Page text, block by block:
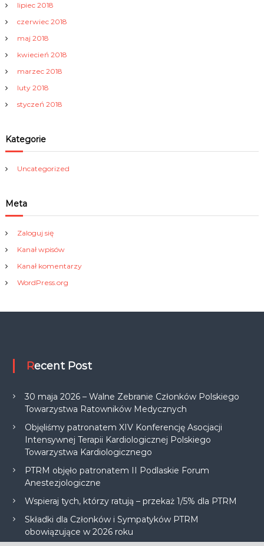
lipiec 2018
czerwiec 2018
maj 2018
kwiecień 2018
marzec 2018
luty 2018
styczeń 2018
Kategorie
Uncategorized
Meta
Zaloguj się
Kanał wpisów
Kanał komentarzy
WordPress.org
Recent Post
30 maja 2026 – Walne Zebranie Członków Polskiego
Towarzystwa Ratowników Medycznych
Objęliśmy patronatem XIV Konferencję Asocjacji
Intensywnej Terapii Kardiologicznej Polskiego
Towarzystwa Kardiologicznego
PTRM objęło patronatem II Podlaskie Forum
Anestezjologiczne
Wspieraj tych, którzy ratują – przekaż 1/5% dla PTRM
Składki dla Członków i Sympatyków PTRM
obowiązujące w 2026 roku